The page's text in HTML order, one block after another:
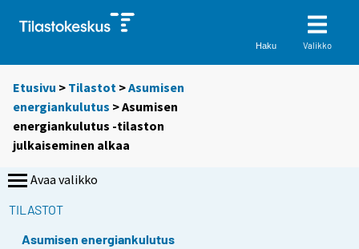
Haku Valikko
Etusivu > Tilastot >Asumisen
energiankulutus > Asumisen
energiankulutus -tilaston
julkaiseminen alkaa
Avaa valikko
TILASTOT
Asumisen energiankulutus